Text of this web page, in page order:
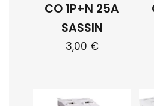
CO 1P+N 25A
SASSIN
3,00 €